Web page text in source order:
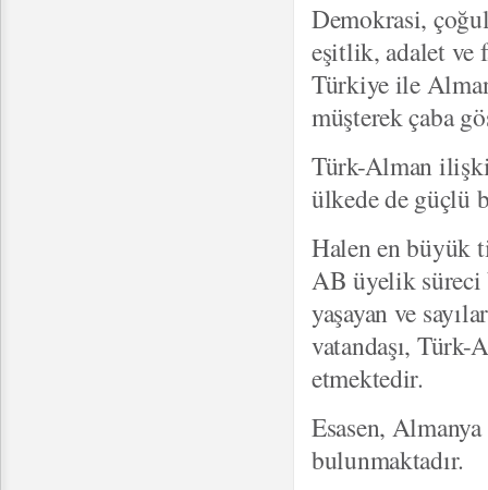
Demokrasi,
eşitlik, adalet ve
Türkiye ile
müşterek çaba
Türk-Alman
ülkede de güçlü
Halen en büyük
AB üyelik süreci
yaşayan ve
vatandaşı,
etmektedir.
Esasen,
bulunmaktadır.